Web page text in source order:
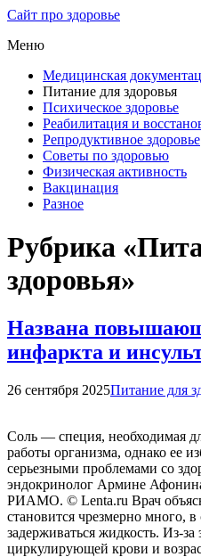
Сайт про здоровье
Меню
Медицинская
Питание для здоровья
Психическое здоровье
Реабилитация и
Репродуктивное здоровье
Советы по здоровью
Физическая активность
Вакцинация
Разное
Рубрика
здоровья»
Названа
инфаркта и
26 сентября 2025Питание для
Соль — специя, необходимая
работы организма, однако ее
серьезными проблемами со
эндокринолог Армине
РИАМО. © Lenta.ru Врач
становится чрезмерно много,
задерживаться жидкость. Из-за
циркулирующей крови и